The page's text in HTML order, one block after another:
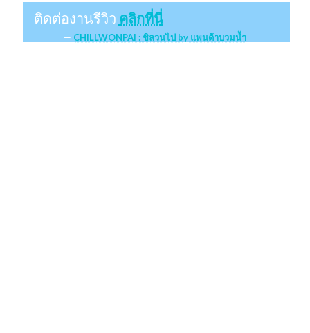
ติดต่องานรีวิว คลิกที่นี่
CHILLWONPAI : ชิลวนไป by แพนด้าบวมน้ำ